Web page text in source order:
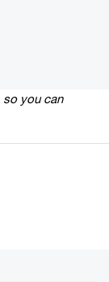
so you can